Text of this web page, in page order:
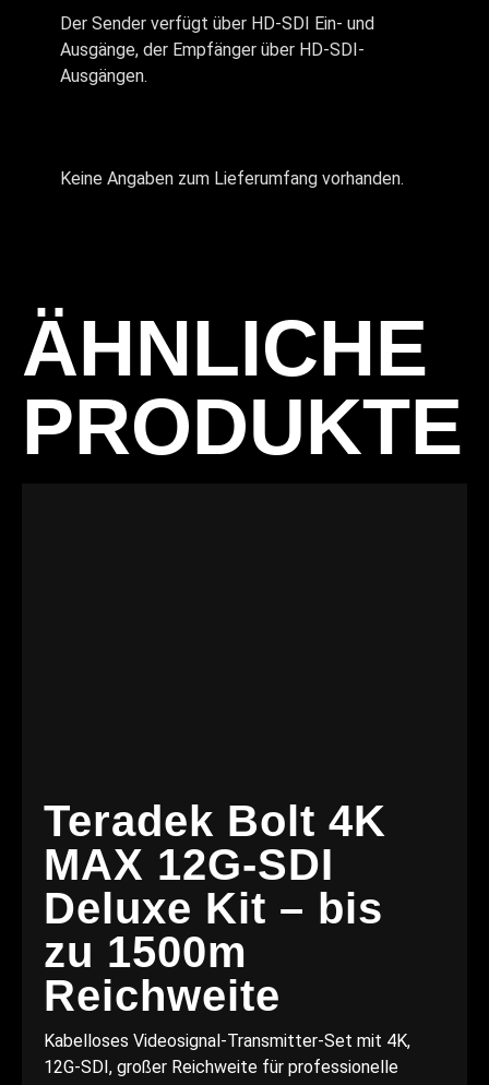
Der Sender verfügt über HD-SDI Ein- und
Ausgänge, der Empfänger über HD-SDI-
Ausgängen.
Keine Angaben zum Lieferumfang vorhanden.
ÄHNLICHE
PRODUKTE
Teradek Bolt 4K
MAX 12G-SDI
Deluxe Kit – bis
zu 1500m
Reichweite
Kabelloses Videosignal-Transmitter-Set mit 4K,
12G-SDI, großer Reichweite für professionelle